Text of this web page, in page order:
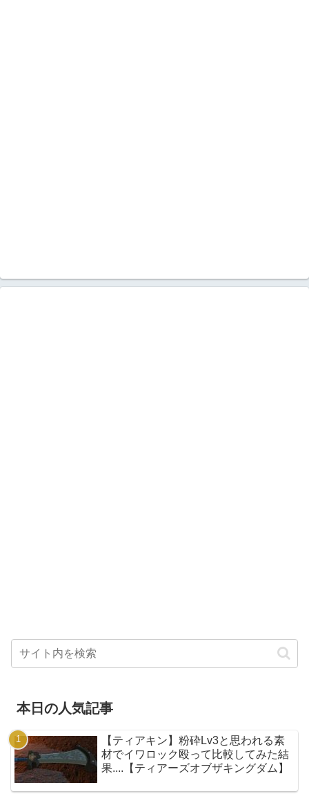
本日の人気記事
【ティアキン】粉砕Lv3と思われる素
材でイワロック殴って比較してみた結
果....【ティアーズオブザキングダム】